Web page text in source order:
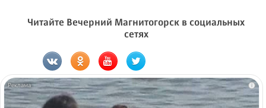
Читайте Вечерний Магнитогорск в социальных
сетях
i